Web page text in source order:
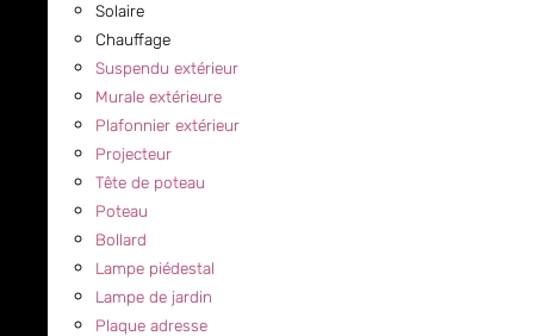
Solaire
Chauffage
Suspendu extérieur
Murale extérieure
Plafonnier extérieur
Projecteur
Tête de poteau
Poteau
Bollard
Lampe piédestal
Lampe de jardin
Plaque adresse